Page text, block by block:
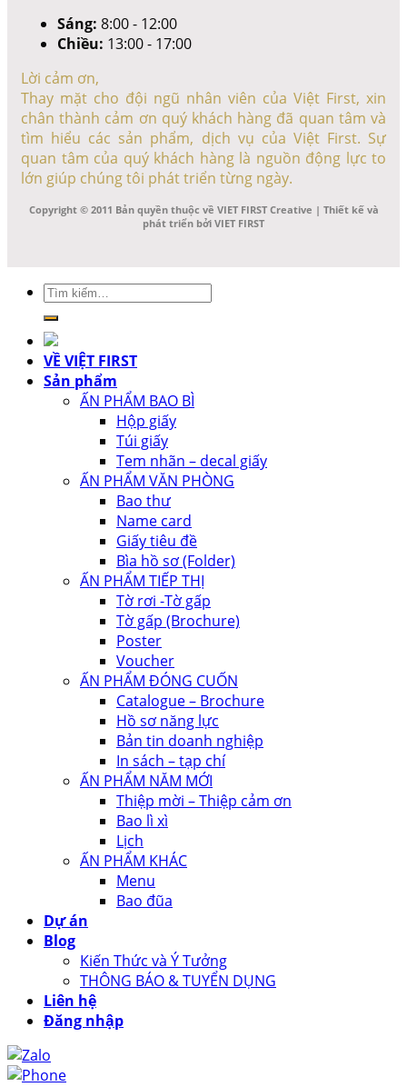
Sáng: 8:00 - 12:00
Chiều: 13:00 - 17:00
Lời cảm ơn,
Thay mặt cho đội ngũ nhân viên của Việt First, xin
chân thành cảm ơn quý khách hàng đã quan tâm và
tìm hiểu các sản phẩm, dịch vụ của Việt First. Sự
quan tâm của quý khách hàng là nguồn động lực to
lớn giúp chúng tôi phát triển từng ngày.
Copyright © 2011 Bản quyền thuộc về VIET FIRST Creative | Thiết kế và
phát triển bởi VIET FIRST
Tìm
kiếm:
VỀ VIỆT FIRST
Sản phẩm
ẤN PHẨM BAO BÌ
Hộp giấy
Túi giấy
Tem nhãn – decal giấy
ẤN PHẨM VĂN PHÒNG
Bao thư
Name card
Giấy tiêu đề
Bìa hồ sơ (Folder)
ẤN PHẨM TIẾP THỊ
Tờ rơi -Tờ gấp
Tờ gấp (Brochure)
Poster
Voucher
ẤN PHẨM ĐÓNG CUỐN
Catalogue – Brochure
Hồ sơ năng lực
Bản tin doanh nghiệp
In sách – tạp chí
ẤN PHẨM NĂM MỚI
Thiệp mời – Thiệp cảm ơn
Bao lì xì
Lịch
ẤN PHẨM KHÁC
Menu
Bao đũa
Dự án
Blog
Kiến Thức và Ý Tưởng
THÔNG BÁO & TUYỂN DỤNG
Liên hệ
Đăng nhập